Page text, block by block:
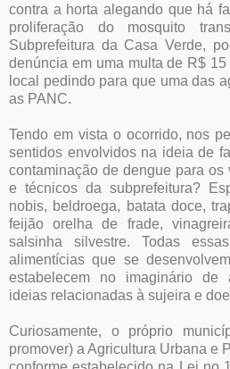
contra a horta alegando que há
proliferação do mosquito
Subprefeitura da Casa Verde,
denúncia em uma multa de R$
local pedindo para que uma das
as PANC.
Tendo em vista o ocorrido, nos
sentidos envolvidos na ideia de
contaminação de dengue para
e técnicos da subprefeitura?
nobis, beldroega, batata doce,
feijão orelha de frade,
salsinha silvestre. Todas
alimentícias que se
estabelecem no imaginário de
ideias relacionadas à sujeira e
Curiosamente, o próprio
promover) a Agricultura Urbana e